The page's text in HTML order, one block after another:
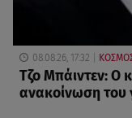
08.08.26, 17:32
Τζο Μπάιντεν: Ο
ανακοίνωση του